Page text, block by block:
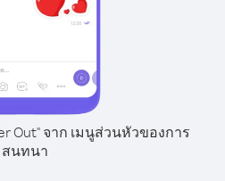
Out" จาก เมนูส่วนหัวของการ
สนทนา